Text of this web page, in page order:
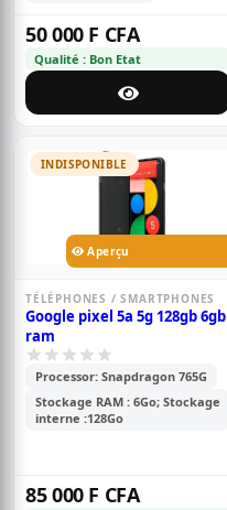
50 000 F CFA
Qualité : Bon Etat
INDISPONIBLE
Aperçu
TÉLÉPHONES / SMARTPHONES
Google pixel 5a 5g 128gb 6gb
ram
Processor: Snapdragon 765G
Stockage RAM : 6Go; Stockage
interne :128Go
85 000 F CFA